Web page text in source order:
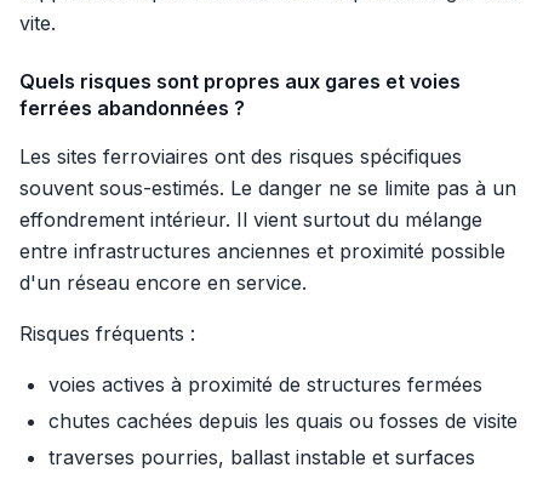
vite.
Quels risques sont propres aux gares et voies
ferrées abandonnées ?
Les sites ferroviaires ont des risques spécifiques
souvent sous-estimés. Le danger ne se limite pas à un
effondrement intérieur. Il vient surtout du mélange
entre infrastructures anciennes et proximité possible
d'un réseau encore en service.
Risques fréquents :
voies actives à proximité de structures fermées
chutes cachées depuis les quais ou fosses de visite
traverses pourries, ballast instable et surfaces